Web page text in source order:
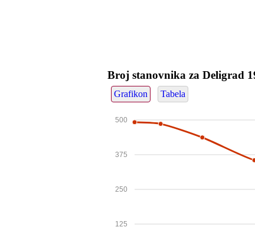
Broj stanovnika za Deligrad
Grafikon Tabela
125
250
375
500